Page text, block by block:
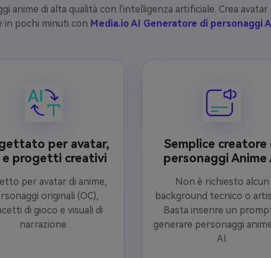
anime di alta qualità con l'intelligenza artificiale. Crea
in pochi minuti con Media.io AI Generatore di personaggi
per avatar,
e progetti creativi
per avatar di anime,
originali (OC),
di gioco e visuali di
narrazione.
Semplice creatore
personaggi Anime
Non è richiesto alcun
background tecnico o
Basta inserire un
generare personaggi
AI.